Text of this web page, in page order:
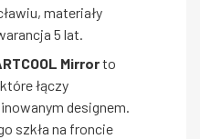
materiały
5 lat.
Mirrorto
łączy
designem.
szkła na froncie